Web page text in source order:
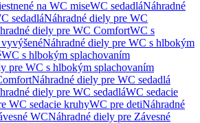
na WC miseWC sedadláNáhradné
sedadláNáhradné diely pre WC
diely pre WC ComfortWC s
Náhradné diely pre WC s hlbokým
WC s hlbokým splachovaním
pre WC s hlbokým splachovaním
Náhradné diely pre WC sedadlá
diely pre WC sedadláWC sedacie
WC sedacie kruhyWC pre detiNáhradné
WCNáhradné diely pre Závesné